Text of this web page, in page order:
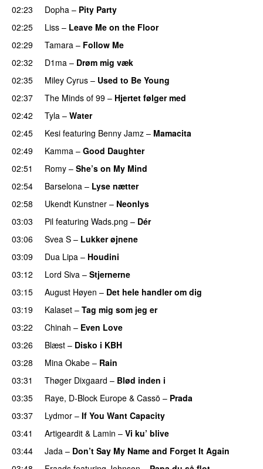
02:23
Dopha – Pity Party
02:25
Liss – Leave Me on the Floor
02:29
Tamara – Follow Me
02:32
D1ma – Drøm mig væk
02:35 Miley Cyrus – Used to Be Young
02:37
The Minds of 99 – Hjertet følger med
02:42
Tyla – Water
02:45 Kesi featuring Benny Jamz – Mamacita
02:49 Kamma – Good Daughter
02:51 Romy – She’s on My Mind
02:54 Barselona – Lyse nætter
02:58
Ukendt Kunstner – Neonlys
03:03 Pil featuring Wads.png – Dér
03:06
Svea S – Lukker øjnene
03:09
Dua Lipa – Houdini
03:12
Lord Siva – Stjernerne
03:15
August Høyen – Det hele handler om dig
03:19 Kalaset – Tag mig som jeg er
03:22 Chinah – Even Love
03:26 Blæst – Disko i KBH
03:28
Mina Okabe – Rain
03:31
Thøger Dixgaard – Blød inden i
03:35 Raye, D-Block Europe & Cassö – Prada
03:37
Lydmor – If You Want Capacity
03:41
Artigeardit & Lamin – Vi ku’ blive
03:44
Jada – Don’t Say My Name and Forget It Again